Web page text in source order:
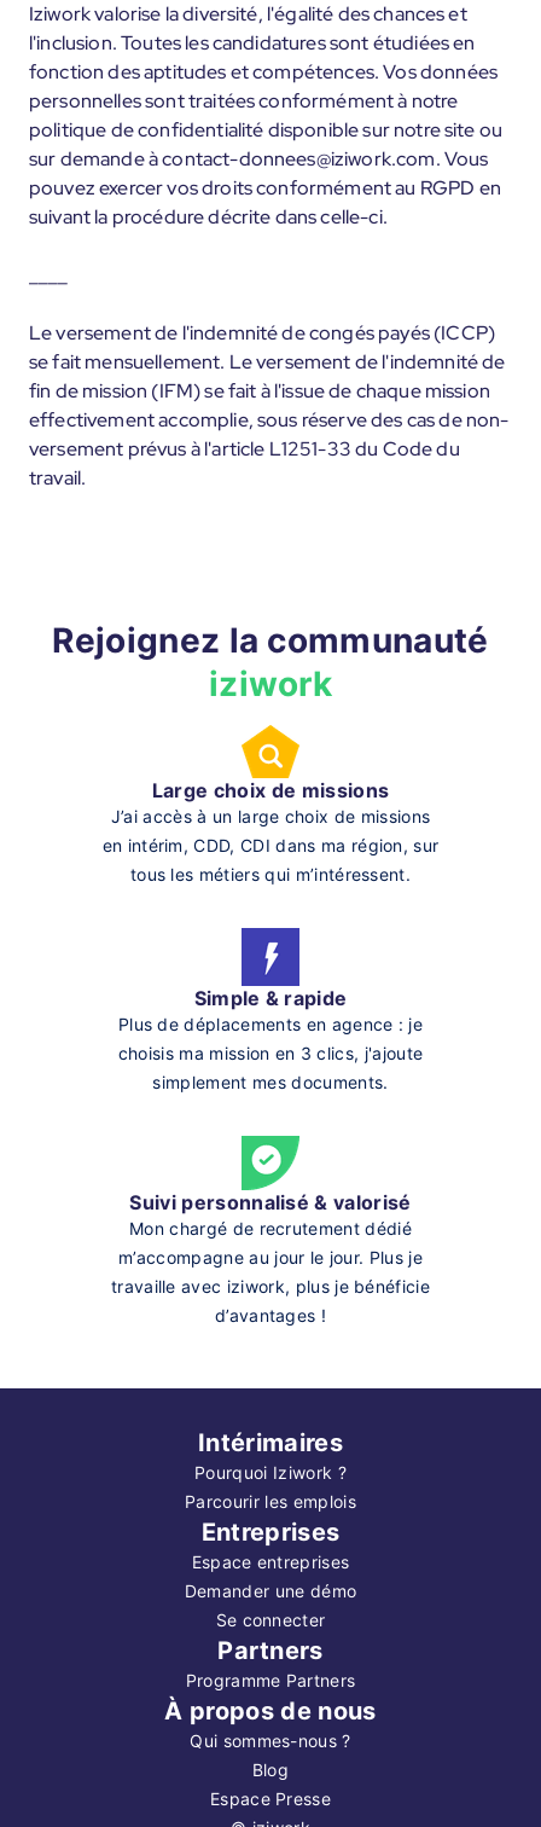
Iziwork valorise la diversité, l'égalité des chances et
l'inclusion. Toutes les candidatures sont étudiées en
fonction des aptitudes et compétences. Vos données
personnelles sont traitées conformément à notre
politique de confidentialité disponible sur notre site ou
sur demande à contact-donnees@iziwork.com. Vous
pouvez exercer vos droits conformément au RGPD en
suivant la procédure décrite dans celle-ci.
Le versement de l'indemnité de congés payés (ICCP)
se fait mensuellement. Le versement de l'indemnité de
fin de mission (IFM) se fait à l'issue de chaque mission
effectivement accomplie, sous réserve des cas de non-
versement prévus à l'article L1251-33 du Code du
travail.
Rejoignez la communauté
iziwork
Large choix de missions
J’ai accès à un large choix de missions
en intérim, CDD, CDI dans ma région, sur
tous les métiers qui m’intéressent.
Simple & rapide
Plus de déplacements en agence : je
choisis ma mission en 3 clics, j'ajoute
simplement mes documents.
Suivi personnalisé & valorisé
Mon chargé de recrutement dédié
m’accompagne au jour le jour. Plus je
travaille avec iziwork, plus je bénéficie
d’avantages !
Intérimaires
Pourquoi Iziwork ?
Parcourir les emplois
Entreprises
Espace entreprises
Demander une démo
Se connecter
Partners
Programme Partners
À propos de nous
Qui sommes-nous ?
Blog
Espace Presse